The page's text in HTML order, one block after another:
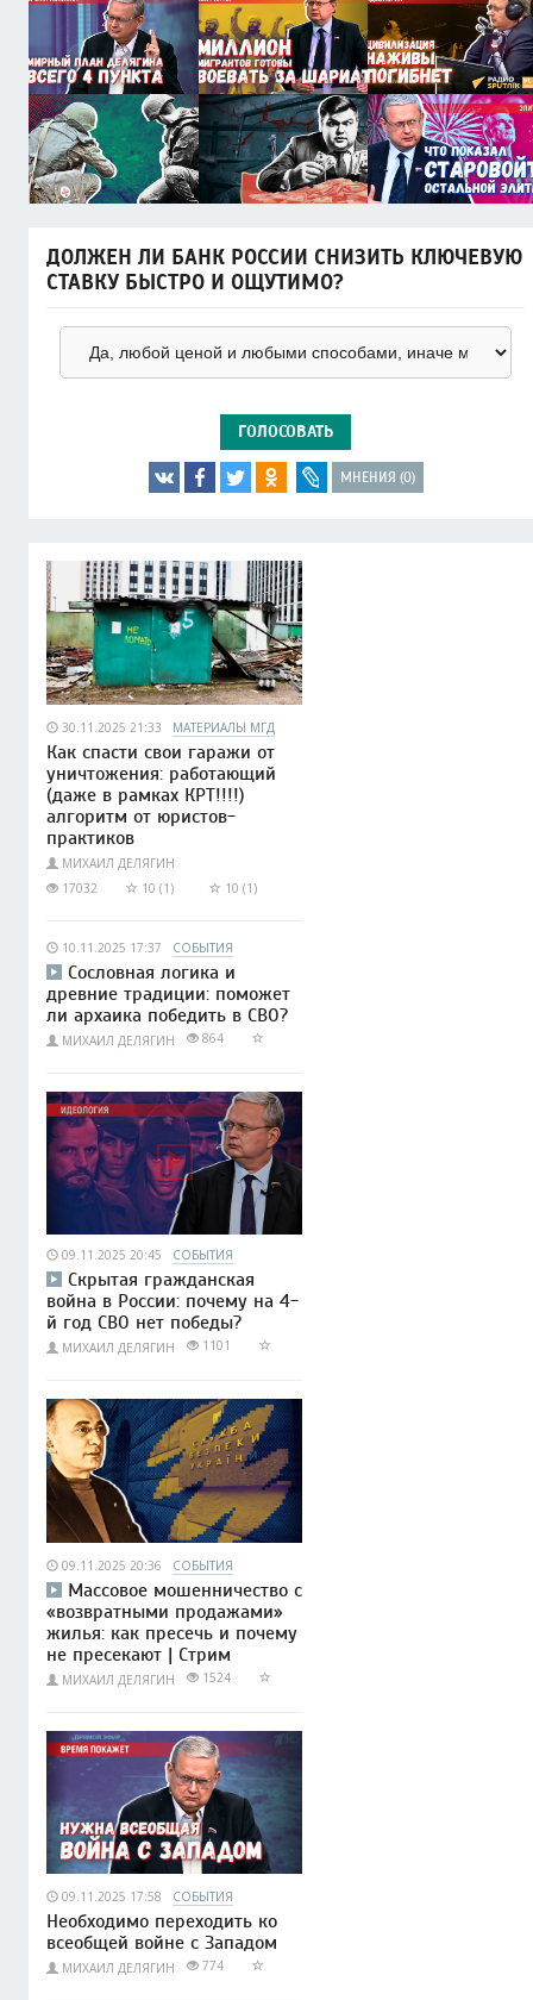
ДОЛЖЕН ЛИ БАНК РОССИИ СНИЗИТЬ КЛЮЧЕВУЮ
СТАВКУ БЫСТРО И ОЩУТИМО?
ГОЛОСОВАТЬ
МНЕНИЯ (0)
30.11.2025 21:33 МАТЕРИАЛЫ МГД
Как спасти свои гаражи от
уничтожения: работающий
(даже в рамках КРТ!!!!)
алгоритм от юристов-
практиков
МИХАИЛ ДЕЛЯГИН
17032
10 (1) 10 (1)
10.11.2025 17:37 СОБЫТИЯ
Сословная логика и
древние традиции: поможет
ли архаика победить в СВО?
МИХАИЛ ДЕЛЯГИН 864
09.11.2025 20:45 СОБЫТИЯ
Скрытая гражданская
война в России: почему на 4-
й год СВО нет победы?
МИХАИЛ ДЕЛЯГИН 1101
09.11.2025 20:36 СОБЫТИЯ
Массовое мошенничество с
«возвратными продажами»
жилья: как пресечь и почему
не пресекают | Стрим
МИХАИЛ ДЕЛЯГИН 1524
09.11.2025 17:58 СОБЫТИЯ
Необходимо переходить ко
всеобщей войне с Западом
МИХАИЛ ДЕЛЯГИН 774